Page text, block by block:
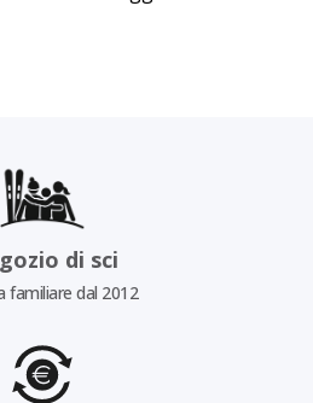
di sci
familiare dal 2012